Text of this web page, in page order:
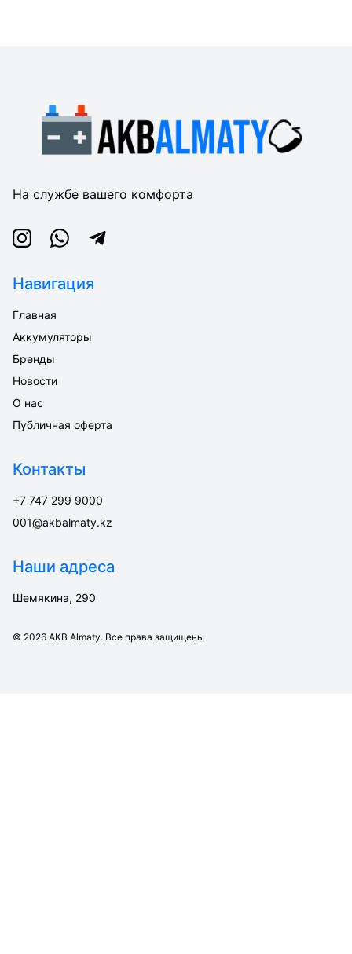
На службе вашего комфорта
InstagramWhatsappTelegram
Навигация
Главная
Аккумуляторы
Бренды
Новости
О нас
Публичная оферта
Контакты
+7 747 299 9000
001@akbalmaty.kz
Наши адреса
Шемякина, 290
© 2026 AKB Almaty. Все права защищены